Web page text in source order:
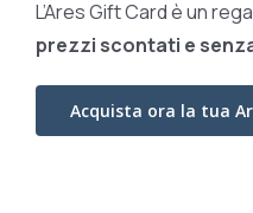
L’Ares Gift Card è un
prezzi scontati e
Acquista ora la tua